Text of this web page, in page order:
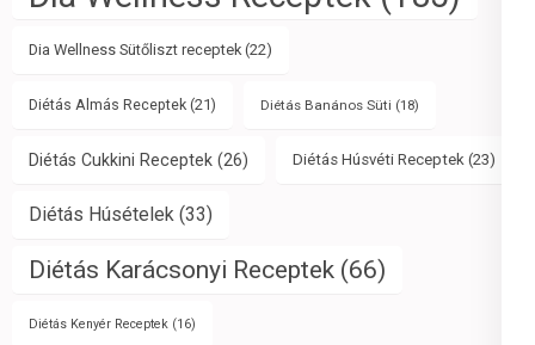
Dia Wellness Sütőliszt receptek (22)
Diétás Almás Receptek (21) Diétás Banános Süti (18)
Diétás Cukkini Receptek (26) Diétás Húsvéti Receptek (23)
Diétás Húsételek (33)
Diétás Karácsonyi Receptek (66)
Diétás Kenyér Receptek (16)